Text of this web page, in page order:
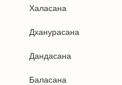
Халасана
Дханурасана
Дандасана
Баласана